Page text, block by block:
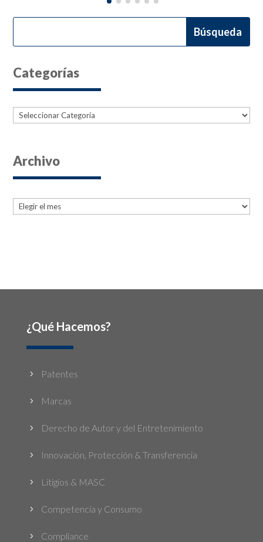
Categorías
Categorías
Archivo
Archives
¿Qué Hacemos?
5 Patentes
5 Marcas
5 Derecho de Autor y del Entretenimiento
5 Innovación, Protección & Transferencia
5 Litigios & MASC
5 Competencia y Consumo
5 Compliance